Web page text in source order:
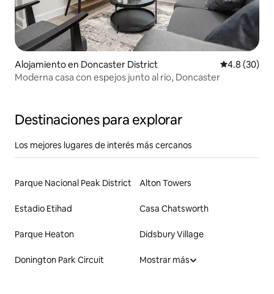
Alojamiento en Doncaster District Calificación
4.8 (30)
Moderna casa con espejos junto al río, Doncaster
Destinaciones para explorar
Los mejores lugares de interés más cercanos
Parque Nacional Peak District Alton Towers
Estadio Etihad Casa Chatsworth
Parque Heaton Didsbury Village
Donington Park Circuit Mostrar más